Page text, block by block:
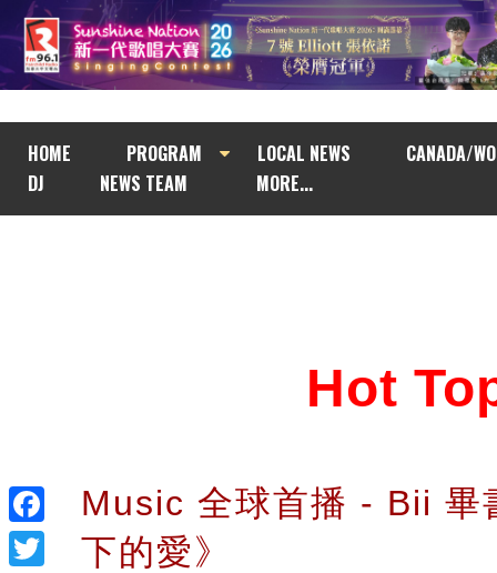
HOME PROGRAM LOCAL NEWS
CANADA/
DJ
NEWS TEAM MORE...
Facebook
Hot
Music 全球首播 - Bii 畢
下的愛》